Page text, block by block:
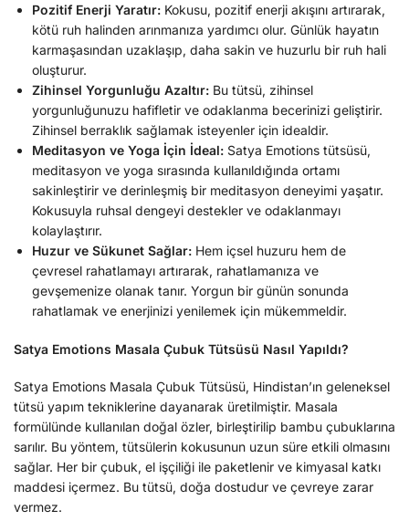
Pozitif Enerji Yaratır: Kokusu, pozitif enerji akışını artırarak,
kötü ruh halinden arınmanıza yardımcı olur. Günlük hayatın
karmaşasından uzaklaşıp, daha sakin ve huzurlu bir ruh hali
oluşturur.
Zihinsel Yorgunluğu Azaltır: Bu tütsü, zihinsel
yorgunluğunuzu hafifletir ve odaklanma becerinizi geliştirir.
Zihinsel berraklık sağlamak isteyenler için idealdir.
Meditasyon ve Yoga İçin İdeal: Satya Emotions tütsüsü,
meditasyon ve yoga sırasında kullanıldığında ortamı
sakinleştirir ve derinleşmiş bir meditasyon deneyimi yaşatır.
Kokusuyla ruhsal dengeyi destekler ve odaklanmayı
kolaylaştırır.
Huzur ve Sükunet Sağlar: Hem içsel huzuru hem de
çevresel rahatlamayı artırarak, rahatlamanıza ve
gevşemenize olanak tanır. Yorgun bir günün sonunda
rahatlamak ve enerjinizi yenilemek için mükemmeldir.
Satya Emotions Masala Çubuk Tütsüsü Nasıl Yapıldı?
Satya Emotions Masala Çubuk Tütsüsü, Hindistan’ın geleneksel
tütsü yapım tekniklerine dayanarak üretilmiştir. Masala
formülünde kullanılan doğal özler, birleştirilip bambu çubuklarına
sarılır. Bu yöntem, tütsülerin kokusunun uzun süre etkili olmasını
sağlar. Her bir çubuk, el işçiliği ile paketlenir ve kimyasal katkı
maddesi içermez. Bu tütsü, doğa dostudur ve çevreye zarar
vermez.